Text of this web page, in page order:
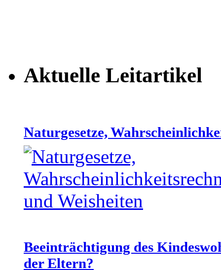
Aktuelle Leitartikel
Naturgesetze,
Beeinträchtigung des
der Eltern?